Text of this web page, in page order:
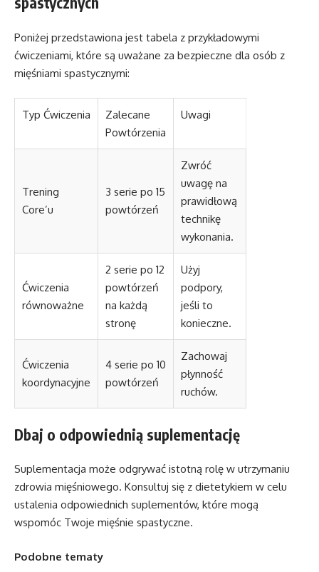
Poniżej przedstawiona jest tabela z przykładowymi
ćwiczeniami, które są uważane za bezpieczne dla osób z
mięśniami spastycznymi:
Typ Ćwiczenia
Zalecane
Powtórzenia
Uwagi
Trening
Core’u
3 serie po 15
powtórzeń
Zwróć
uwagę na
prawidłową
technikę
wykonania.
Ćwiczenia
równoważne
2 serie po 12
powtórzeń
na każdą
stronę
Użyj
podpory,
jeśli to
konieczne.
Ćwiczenia
koordynacyjne
4 serie po 10
powtórzeń
Zachowaj
płynność
ruchów.
Dbaj o odpowiednią suplementację
Suplementacja może odgrywać istotną rolę w utrzymaniu
zdrowia mięśniowego. Konsultuj się z dietetykiem w celu
ustalenia odpowiednich suplementów, które mogą
wspomóc Twoje mięśnie spastyczne.
Podobne tematy